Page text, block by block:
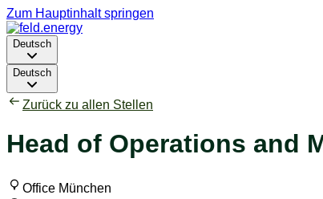
Zum Hauptinhalt springen
Deutsch
Deutsch
Zurück zu allen Stellen
Head of Operations and
Office München